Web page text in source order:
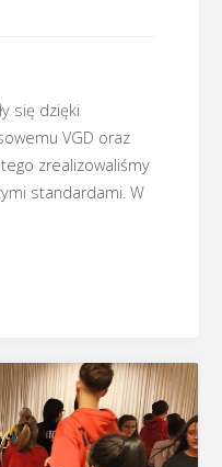
się dzięki
VGD oraz
zrealizowaliśmy
standardami. W